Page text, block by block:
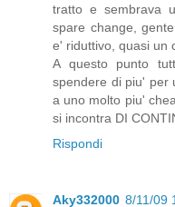
tratto e sembrava
spare change,
e' riduttivo, quasi un
A questo punto
spendere di piu' per
a uno molto piu'
si incontra DI
Rispondi
Aky332000 8/11/09